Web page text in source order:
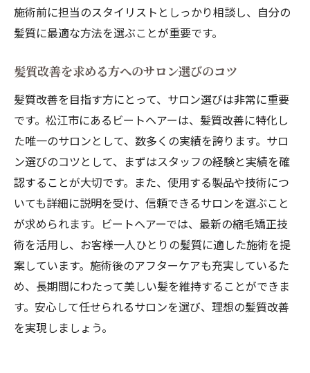
施術前に担当のスタイリストとしっかり相談し、自分の
髪質に最適な方法を選ぶことが重要です。
髪質改善を求める方へのサロン選びのコツ
髪質改善を目指す方にとって、サロン選びは非常に重要
です。松江市にあるビートヘアーは、髪質改善に特化し
た唯一のサロンとして、数多くの実績を誇ります。サロ
ン選びのコツとして、まずはスタッフの経験と実績を確
認することが大切です。また、使用する製品や技術につ
いても詳細に説明を受け、信頼できるサロンを選ぶこと
が求められます。ビートヘアーでは、最新の縮毛矯正技
術を活用し、お客様一人ひとりの髪質に適した施術を提
案しています。施術後のアフターケアも充実しているた
め、長期間にわたって美しい髪を維持することができま
す。安心して任せられるサロンを選び、理想の髪質改善
を実現しましょう。